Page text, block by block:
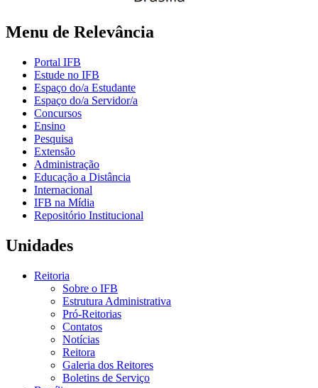
Menu de Relevância
Portal IFB
Estude no IFB
Espaço do/a Estudante
Espaço do/a Servidor/a
Concursos
Ensino
Pesquisa
Extensão
Administração
Educação a Distância
Internacional
IFB na Mídia
Repositório Institucional
Unidades
Reitoria
Sobre o IFB
Estrutura Administrativa
Pró-Reitorias
Contatos
Notícias
Reitora
Galeria dos Reitores
Boletins de Serviço